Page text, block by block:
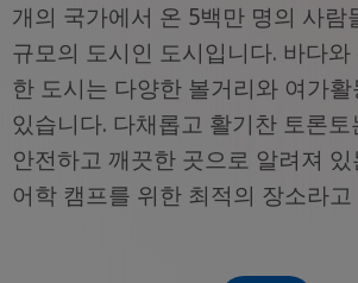
개의 국가에서 온 5백만 명의 사람
규모의 도시인 도시입니다. 바다와
한 도시는 다양한 볼거리와 여가
있습니다. 다채롭고 활기찬 토론
안전하고 깨끗한 곳으로 알려져
어학 캠프를 위한 최적의 장소라